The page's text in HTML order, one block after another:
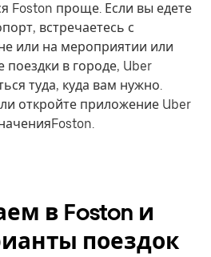
Foston проще. Если вы едете
встречаетесь с
или на мероприятии или
в городе, Uber
туда, куда вам нужно.
откройте приложение Uber
в Foston и
поездок